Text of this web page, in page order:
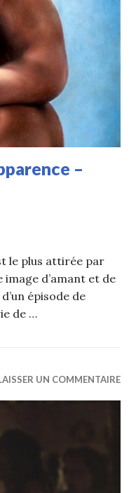
–
le plus attirée par
image d’amant et de
épisode de
de …
en apparence –
UN COMMENTAIRE